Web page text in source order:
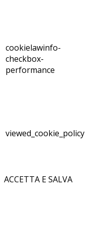
cookielawinfo-
checkbox-
performance
viewed_cookie_policy
ACCETTA E SALVA